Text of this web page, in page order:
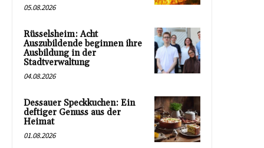
05.08.2026
Rüsselsheim: Acht
Auszubildende beginnen ihre
Ausbildung in der
Stadtverwaltung
04.08.2026
Dessauer Speckkuchen: Ein
deftiger Genuss aus der
Heimat
01.08.2026